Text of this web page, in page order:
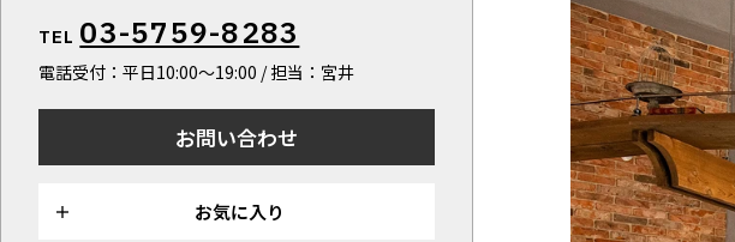
LOCATION
カフェやオフィスなどロケシーンも
SIZE&PRICE
ALL FILTER
SIZE&PRICE
すべての選択肢からスタジオを探す
スタジオ一覧
TEL 03-5759-8283
電話受付：平日10:00～19:00 / 担当：宮井
お問い合わせ
お気に入り